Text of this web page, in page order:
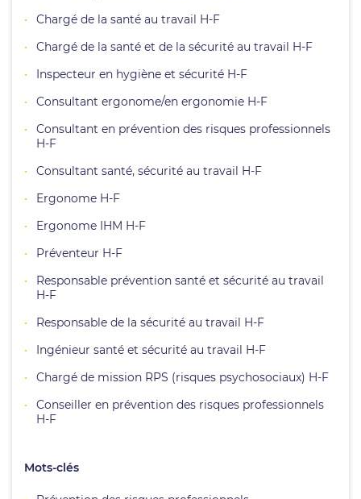
Chargé de la santé au travail H-F
Chargé de la santé et de la sécurité au travail H-F
Inspecteur en hygiène et sécurité H-F
Consultant ergonome/en ergonomie H-F
Consultant en prévention des risques professionnels
H-F
Consultant santé, sécurité au travail H-F
Ergonome H-F
Ergonome IHM H-F
Préventeur H-F
Responsable prévention santé et sécurité au travail
H-F
Responsable de la sécurité au travail H-F
Ingénieur santé et sécurité au travail H-F
Chargé de mission RPS (risques psychosociaux) H-F
Conseiller en prévention des risques professionnels
H-F
Mots-clés